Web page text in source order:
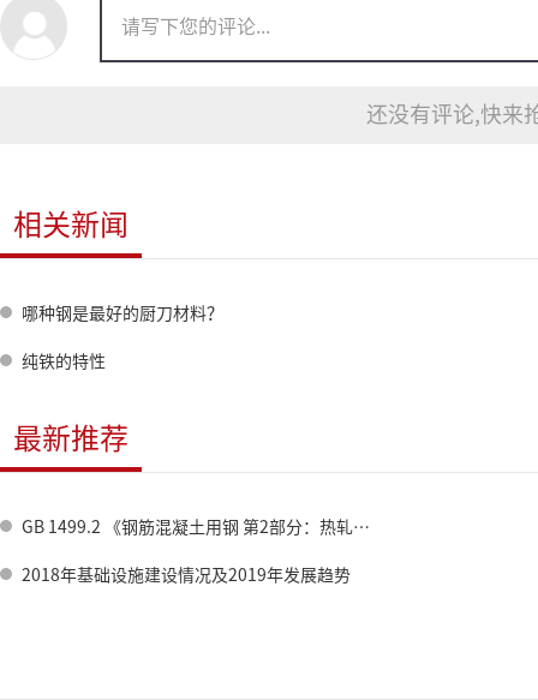
还没有评论,快来
相关新闻
哪种钢是最好的厨刀材料？
纯铁的特性
最新推荐
GB 1499.2 《钢筋混凝土用钢 第2部分：热轧带肋钢筋》标准修订情况
2018年基础设施建设情况及2019年发展趋势